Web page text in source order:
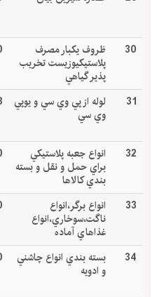
30 ظروف يكبار مصرف
پلاستيكيوزيست تخريب
پذير گياهي
31 لوله از پي وي سي و يوپي
وي سي
3
32 انواع جعبه پلاستيكي
براي حمل و نقل و بسته
بندي كالاها
33 انواع برگر،انواع
ناگت،سوخاري،انواع
غذاهاي آماده
34 بسته بندي انواع چاشني
و ادويه